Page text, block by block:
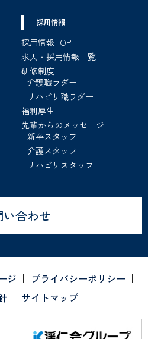
採用情報
採用情報TOP
求人・採用情報一覧
研修制度
介護職ラダー
リハビリ職ラダー
福利厚生
先輩からのメッセージ
新卒スタッフ
介護スタッフ
リハビリスタッフ
い合わせ
ジ
プライバシーポリシー
サイトマップ